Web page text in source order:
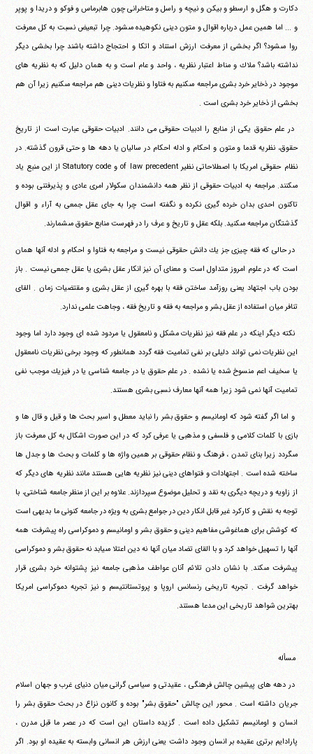
دكارت و هگل و‏ ‏ارسطو و بيكن و نيچه و راسل و متاخرانى چون هابرماس و فوكو و‏ ‏دريدا و پوپر
و ... اما همين عمل درباره اقوال و متون دينى نكوهيده‏ ‏مى‎شود. چرا تبعيض نسبت به كل معرفت
روا مى‎شود؟ اگر بخشى از‏ ‏معرفت ارزش استناد و اتكا و احتجاج داشته باشند چرا بخشى ديگر‏
‏نداشته باشد؟ ملاك و مناط اعتبار نظريه ، واحد و عام است و به همان‏ ‏دليل كه به نظريه هاى
موجود در ذخاير خرد بشرى مراجعه مى‎كنيم به‏ ‏فتاوا و نظريات دينى هم مراجعه مى‎كنيم زيرا آن هم
بخشى از ذخاير‏ ‏خرد بشرى است .
‏ ‏در علم حقوق يكى از منابع را ادبيات حقوقى مى دانند‎. ادبيات‏ ‏حقوقى عبارت است از تاريخ
حقوق، نظريه قدما و متون و احكام و ادله‏ ‏احكام در ساليان يا دهه ها و حتى قرون گذشته. در
نظام حقوقى امريكا با‏ اصطلاحاتى نظير of law precedent و Statutory code از اين منبع ياد‏
‏مى‎كنند. مراجعه به ادبيات حقوقى از نظر همه دانشمندان سكولار‏ ‏امرى عادى و پذيرفتنى بوده و
تاكنون احدى بدان خرده گيرى نكرده و‏ ‏نگفته است چرا به جاى عقل جمعى به آراء و اقوال
گذشتگان مراجعه‏ ‏مى‎كنيد. بلكه عقل و تاريخ و عرف را در فهرست منابع حقوق‏ ‏مى‎شمارند.
‏ ‏در حالى كه فقه چيزى جز يك دانش حقوقى نيست و مراجعه به‏ ‏فتاوا و احكام و ادله آنها همان
است كه در علوم امروز متداول است و‏ ‏معناى آن نيز انكار عقل بشرى يا عقل جمعى نيست . باز
بودن باب‏ ‏اجتهاد يعنى روزآمد ساختن فقه با بهره گيرى از عقل بشرى و مقتضيات‏ ‏زمان . القاى
تنافر ميان استفاده از عقل بشر و مراجعه به فقه و تاريخ فقه ،‏ ‏وجاهت علمى ندارد.
‏ ‏نكته ديگر اينكه در علم فقه نيز نظريات مشكل و نامعقول يا مردود‏ ‏شده اى وجود دارد اما وجود
اين نظريات نمى تواند دليلى بر نفى‏ ‏تماميت فقه گردد همانطور كه وجود برخى نظريات نامعقول
يا سخيف‏ ‏اعم منسوخ شده يا نشده . در علم حقوق يا در جامعه شناسى يا در‏ ‏فيزيك موجب نفى
تماميت آنها نمى شود زيرا همه آنها معارف نسبى‏ ‏بشرى هستند.
‏ ‏و اما اگر گفته شود كه اومانيسم و حقوق بشر را نبايد معطل و اسير‏ ‏بحث ها و قيل و قال ها و
بازى با كلمات كلامى و فلسفى و مذهبى يا‏ ‏عرفى كرد كه در اين صورت اشكال به كل معرفت باز
مى‎گردد زيرا بناى‏ ‏تمدن ، فرهنگ و نظام حقوقى بر همين واژه ها و كلمات و بحث ها و‏ ‏جدل ها
ساخته شده است . اجتهادات و فتواهاى دينى نيز نظريه هايى‏ ‏هستند مانند نظريه هاى ديگر كه
از زاويه و دريچه ديگرى به نقد و‏ ‏تحليل موضوع مى‎پردازند. علاوه بر اين از منظر جامعه شناختى، با‏
‏توجه به نقش و كاركرد غير قابل انكار دين در جوامع بشرى به ويژه در‏ ‏جامعه كنونى ما بديهى است
كه كوشش براى هماغوشى مفاهيم دينى و‏ ‏حقوق بشر و اومانيسم و دموكراسى راه پيشرفت همه
آنها را تسهيل‏ ‏خواهد كرد و با القاى تضاد ميان آنها نه دين اعتلا مى‎يابد نه حقوق بشر و‏ ‏دموكراسى
پيشرفت مى‎كند. با نشان دادن تلائم آنان عواطف مذهبى‏ ‏جامعه نيز پشتوانه خرد بشرى قرار
خواهد گرفت . تجربه تاريخى‏ ‏رنسانس اروپا و پروتستانتيسم و نيز تجربه دموكراسى امريكا
بهترين‏ ‏شواهد تاريخى اين مدعا هستند.
‏ ‏مسأله
‏ ‏در دهه هاى پيشين چالش فرهنگى ، عقيدتى و سياسى گرانى ميان‏ ‏دنياى غرب و جهان اسلام
جريان داشته است . محور اين چالش "حقوق‏ ‏بشر" بوده و كانون نزاع در بحث حقوق بشر را
انسان و اومانيسم‏ ‏تشكيل داده است . گزيده داستان اين است كه در عصر ما قبل مدرن ،‏
‏پارادايم برترى عقيده بر انسان وجود داشت يعنى ارزش هر انسانى‏ ‏وابسته به عقيده او بود. اگر